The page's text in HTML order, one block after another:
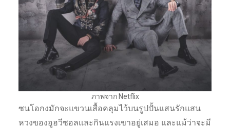
ภาพจาก Netflix
ซนโอกงมักจะแขวนเสื้อคลุมไว้บนรูปปั้นแสนรักแสน
หวงของอูฮวีซอลและกินแรงเขาอยู่เสมอ และแม้ว่าจะมี